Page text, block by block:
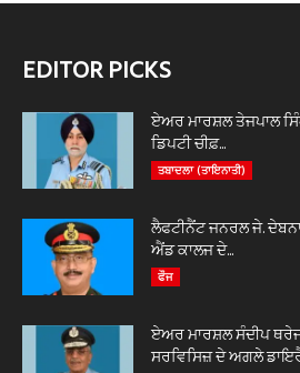
EDITOR PICKS
ਏਅਰ ਮਾਰਸ਼ਲ ਤੇਜਪਾਲ
ਡਿਪਟੀ ਚੀਫ਼...
ਤਬਾਦਲਾ (ਤਾਇਨਾਤੀ)
ਲੈਫਟੀਨੈਂਟ ਜਨਰਲ ਜੇ.
ਐਂਡ ਕਾਲਜ ਦੇ...
ਫੌਜ
ਏਅਰ ਮਾਰਸ਼ਲ ਸੰਦੀਪ
ਸਰਵਿਸਿਜ਼ ਦੇ ਅਗਲੇ